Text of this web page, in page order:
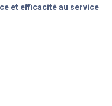
et efficacité au service